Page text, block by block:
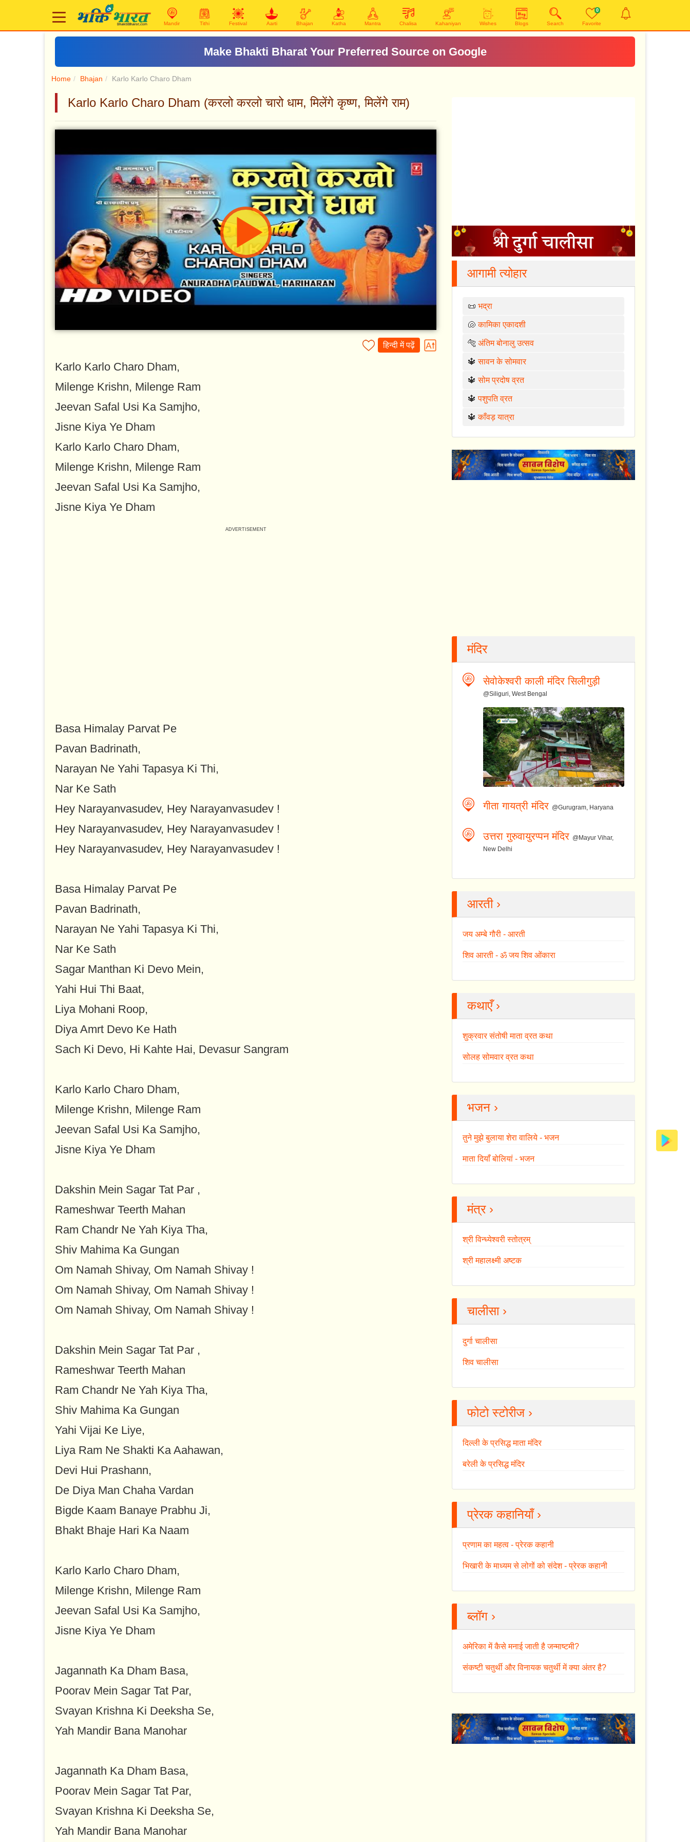
Mandir Tithi Festival Aarti Bhajan Katha Mantra Chalisa Kahaniyan Wishes Blogs Search
0
Favorite
Make Bhakti Bharat Your Preferred Source on Google
Home Bhajan Karlo Karlo Charo Dham
Karlo Karlo Charo Dham (करलो करलो चारो धाम, मिलेंगे कृष्ण, मिलेंगे राम)
हिन्दी में पढ़ें
Karlo Karlo Charo Dham,
Milenge Krishn, Milenge Ram
Jeevan Safal Usi Ka Samjho,
Jisne Kiya Ye Dham
Karlo Karlo Charo Dham,
Milenge Krishn, Milenge Ram
Jeevan Safal Usi Ka Samjho,
Jisne Kiya Ye Dham
Basa Himalay Parvat Pe
Pavan Badrinath,
Narayan Ne Yahi Tapasya Ki Thi,
Nar Ke Sath
Hey Narayanvasudev, Hey Narayanvasudev !
Hey Narayanvasudev, Hey Narayanvasudev !
Hey Narayanvasudev, Hey Narayanvasudev !
Basa Himalay Parvat Pe
Pavan Badrinath,
Narayan Ne Yahi Tapasya Ki Thi,
Nar Ke Sath
Sagar Manthan Ki Devo Mein,
Yahi Hui Thi Baat,
Liya Mohani Roop,
Diya Amrt Devo Ke Hath
Sach Ki Devo, Hi Kahte Hai, Devasur Sangram
Karlo Karlo Charo Dham,
Milenge Krishn, Milenge Ram
Jeevan Safal Usi Ka Samjho,
Jisne Kiya Ye Dham
Dakshin Mein Sagar Tat Par ,
Rameshwar Teerth Mahan
Ram Chandr Ne Yah Kiya Tha,
Shiv Mahima Ka Gungan
Om Namah Shivay, Om Namah Shivay !
Om Namah Shivay, Om Namah Shivay !
Om Namah Shivay, Om Namah Shivay !
Dakshin Mein Sagar Tat Par ,
Rameshwar Teerth Mahan
Ram Chandr Ne Yah Kiya Tha,
Shiv Mahima Ka Gungan
Yahi Vijai Ke Liye,
Liya Ram Ne Shakti Ka Aahawan,
Devi Hui Prashann,
De Diya Man Chaha Vardan
Bigde Kaam Banaye Prabhu Ji,
Bhakt Bhaje Hari Ka Naam
Karlo Karlo Charo Dham,
Milenge Krishn, Milenge Ram
Jeevan Safal Usi Ka Samjho,
Jisne Kiya Ye Dham
Jagannath Ka Dham Basa,
Poorav Mein Sagar Tat Par,
Svayan Krishna Ki Deeksha Se,
Yah Mandir Bana Manohar
Jagannath Ka Dham Basa,
Poorav Mein Sagar Tat Par,
Svayan Krishna Ki Deeksha Se,
Yah Mandir Bana Manohar
आगामी त्योहार
📜भद्रा
🐚कामिका एकादशी
🐅अंतिम बोनालु उत्सव
🔱सावन के सोमवार
🔱सोम प्रदोष व्रत
🔱पशुपति व्रत
🔱काँवड़ यात्रा
मंदिर
सेवोकेश्वरी काली मंदिर सिलीगुड़ी
@Siliguri, West Bengal
गीता गायत्री मंदिर @Gurugram, Haryana
उत्तरा गुरुवायुरप्पन मंदिर @Mayur Vihar,
New Delhi
आरती ›
जय अम्बे गौरी - आरती
शिव आरती - ॐ जय शिव ओंकारा
कथाएँ ›
शुक्रवार संतोषी माता व्रत कथा
सोलह सोमवार व्रत कथा
भजन ›
तुने मुझे बुलाया शेरा वालिये - भजन
माता दियाँ बोलियां - भजन
मंत्र ›
श्री विन्ध्येश्वरी स्तोत्रम्
श्री महालक्ष्मी अष्टक
चालीसा ›
दुर्गा चालीसा
शिव चालीसा
फोटो स्टोरीज ›
दिल्ली के प्रसिद्ध माता मंदिर
बरेली के प्रसिद्ध मंदिर
प्रेरक कहानियाँ ›
प्रणाम का महत्व - प्रेरक कहानी
भिखारी के माध्यम से लोगों को संदेश - प्रेरक कहानी
ब्लॉग ›
अमेरिका में कैसे मनाई जाती है जन्माष्टमी?
संकष्टी चतुर्थी और विनायक चतुर्थी में क्या अंतर है?